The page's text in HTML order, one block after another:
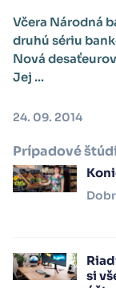
Včera Národná
druhú sériu
Nová
Jej ...
24. 09. 2014
Prípadové
si